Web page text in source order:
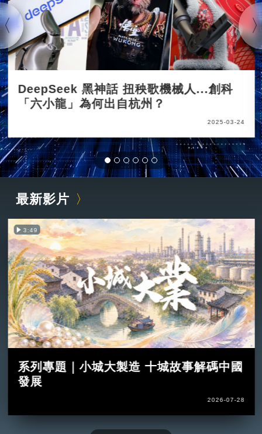
DeepSeek 黑神話 扭秧歌機械人...創科
「六小龍」為何出自杭州？
2025-03-24
最新影片
3:49
系列專題｜小城大製造 十城故事解碼中國
發展
2026-07-28